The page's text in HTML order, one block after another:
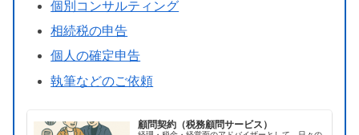
個別コンサルティング
相続税の申告
個人の確定申告
執筆などのご依頼
顧問契約（税務顧問サービス）